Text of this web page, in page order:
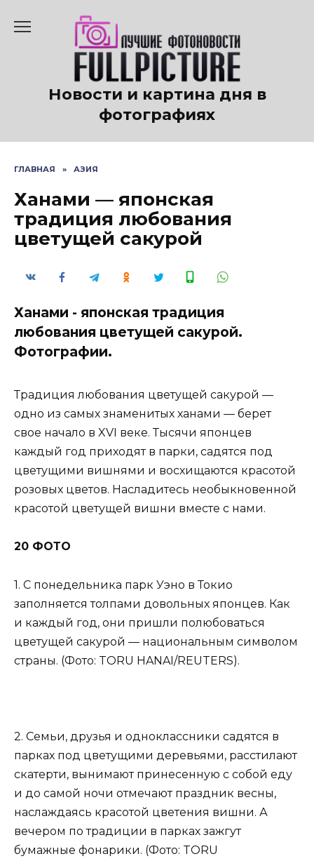
содержанию
Новости и картина дня в
фотографиях
ГЛАВНАЯ » АЗИЯ
Ханами — японская
традиция любования
цветущей сакурой
Ханами - японская традиция
любования цветущей сакурой.
Фотографии.
Традиция любования цветущей сакурой —
одно из самых знаменитых ханами — берет
свое начало в XVI веке. Тысячи японцев
каждый год приходят в парки, садятся под
цветущими вишнями и восхищаются красотой
розовых цветов. Насладитесь необыкновенной
красотой цветущей вишни вместе с нами.
20 ФОТО
1. С понедельника парк Уэно в Токио
заполняется толпами довольных японцев. Как
и каждый год, они пришли полюбоваться
цветущей сакурой — национальным символом
страны. (Фото: TORU HANAI/REUTERS).
2. Семьи, друзья и одноклассники садятся в
парках под цветущими деревьями, расстилают
скатерти, вынимают принесенную с собой еду
и до самой ночи отмечают праздник весны,
наслаждаясь красотой цветения вишни. А
вечером по традиции в парках зажгут
бумажные фонарики. (Фото: TORU